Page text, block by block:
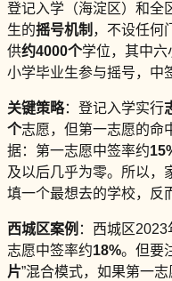
登记入学（海淀区）和全
生的摇号机制 ，不设任何
供约4000个学位，其中六
小学毕业生参与摇号，中
关键策略：登记入学实行
个志愿，但第一志愿的命
据：第一志愿中签率约
及以后几乎为零。所以，
填一个最想去的学校，反
西城区案例 ：西城区
志愿中签率约18%。但要
片”混合模式，如果第一